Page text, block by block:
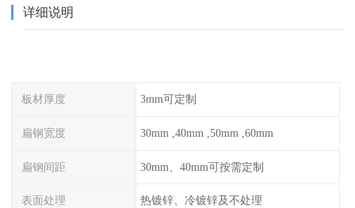
详细说明
板材厚度 3mm可定制
扁钢宽度 30mm ,40mm ,50mm ,60mm
扁钢间距 30mm、40mm可按需定制
表面处理 热镀锌、冷镀锌及不处理